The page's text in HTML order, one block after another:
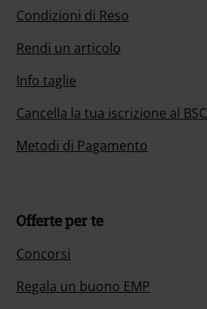
Condizioni di Reso
Rendi un articolo
Info taglie
Cancella la tua iscrizione al BSC
Metodi di Pagamento
Offerte per te
Concorsi
Regala un buono EMP